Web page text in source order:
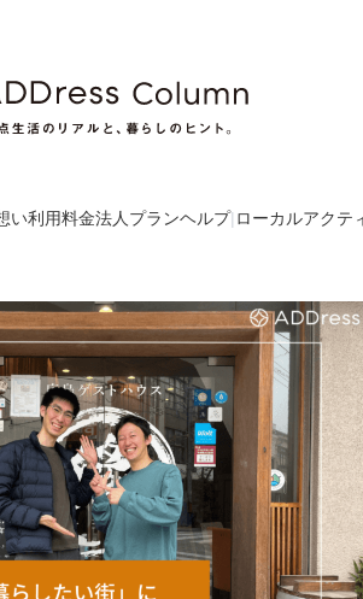
い利用料金法人プランヘルプ| ローカルアクテ